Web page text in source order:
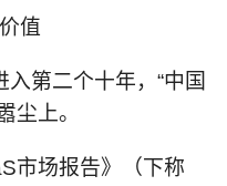
值
第二个十年，“中国
尘上。
市场报告》（下称